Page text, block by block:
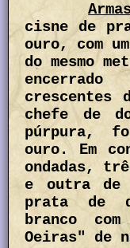
cisne de
ouro, com
do mesmo
crescentes
chefe de
púrpura,
ouro. Em
ondadas,
e outra de
prata de
branco
Oeiras" de